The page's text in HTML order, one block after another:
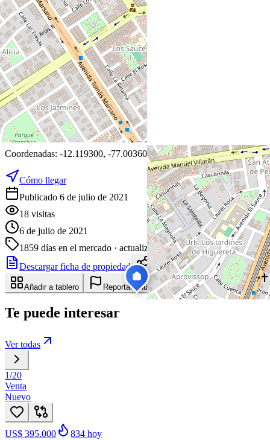
+−
Leaflet |©OpenStreetMap
Coordenadas: -12.119300, -77.003600
Cómo llegar
Publicado 6 de julio de 2021
18 visitas
6 de julio de 2021
1859 días en el mercado · actualizado hace 4 días
Descargar ficha de propiedad
Compartir
Añadir a tablero Reportar anuncio
Te puede interesar
Ver todas
1/20
Venta
Nuevo
US$ 395.000 834 hoy